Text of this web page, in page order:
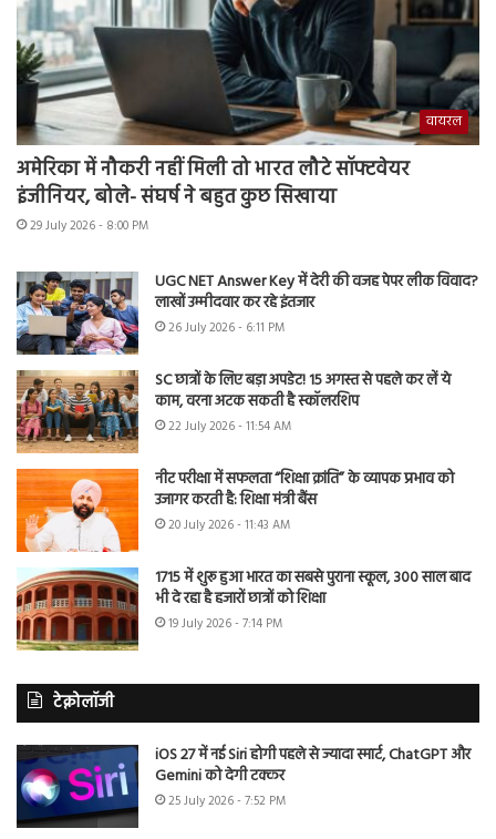
वायरल
अमेरिका में नौकरी नहीं मिली तो भारत लौटे सॉफ्टवेयर
इंजीनियर, बोले- संघर्ष ने बहुत कुछ सिखाया
29 July 2026 - 8:00 PM
UGC NET Answer Key में देरी की वजह पेपर लीक विवाद?
लाखों उम्मीदवार कर रहे इंतजार
26 July 2026 - 6:11 PM
SC छात्रों के लिए बड़ा अपडेट! 15 अगस्त से पहले कर लें ये
काम, वरना अटक सकती है स्कॉलरशिप
22 July 2026 - 11:54 AM
नीट परीक्षा में सफलता “शिक्षा क्रांति” के व्यापक प्रभाव को
उजागर करती है: शिक्षा मंत्री बैंस
20 July 2026 - 11:43 AM
1715 में शुरू हुआ भारत का सबसे पुराना स्कूल, 300 साल बाद
भी दे रहा है हजारों छात्रों को शिक्षा
19 July 2026 - 7:14 PM
टेक्नोलॉजी
iOS 27 में नई Siri होगी पहले से ज्यादा स्मार्ट, ChatGPT और
Gemini को देगी टक्कर
25 July 2026 - 7:52 PM